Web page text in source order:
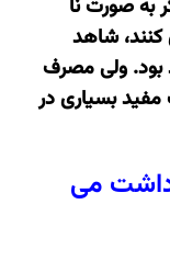
به صورت نا
شاهد
ولی مصرف
مفید بسیاری در
می